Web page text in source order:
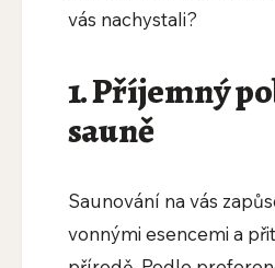
vás nachystali?
1. Příjemný
sauně
Saunování na vás
vonnými esencemi a